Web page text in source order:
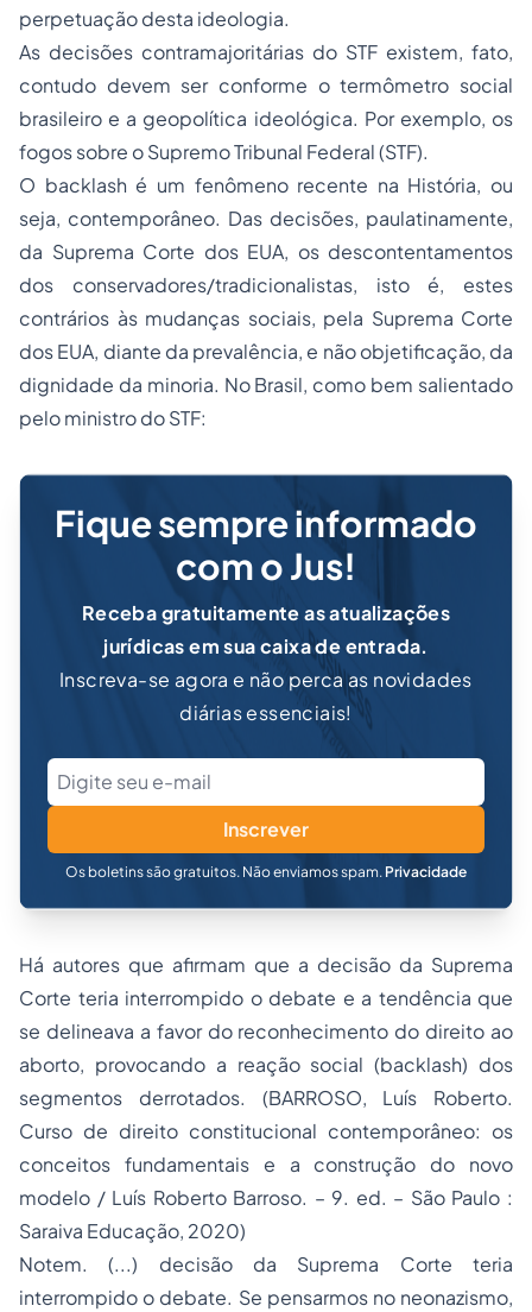
perpetuação desta ideologia.
As decisões contramajoritárias do STF existem, fato,
contudo devem ser conforme o termômetro social
brasileiro e a geopolítica ideológica. Por exemplo, os
fogos sobre o Supremo Tribunal Federal (STF).
O backlash é um fenômeno recente na História, ou
seja, contemporâneo. Das decisões, paulatinamente,
da Suprema Corte dos EUA, os descontentamentos
dos conservadores/tradicionalistas, isto é, estes
contrários às mudanças sociais, pela Suprema Corte
dos EUA, diante da prevalência, e não objetificação, da
dignidade da minoria. No Brasil, como bem salientado
pelo ministro do STF:
Fique sempre informado
com o Jus!
Receba gratuitamente as atualizações
jurídicas em sua caixa de entrada.
Inscreva-se agora e não perca as novidades
diárias essenciais!
Inscrever
Os boletins são gratuitos. Não enviamos spam. Privacidade
Há autores que afirmam que a decisão da Suprema
Corte teria interrompido o debate e a tendência que
se delineava a favor do reconhecimento do direito ao
aborto, provocando a reação social (backlash) dos
segmentos derrotados. (BARROSO, Luís Roberto.
Curso de direito constitucional contemporâneo: os
conceitos fundamentais e a construção do novo
modelo / Luís Roberto Barroso. – 9. ed. – São Paulo :
Saraiva Educação, 2020)
Notem.(...) decisão da Suprema Corte teria
interrompido o debate. Se pensarmos no neonazismo,